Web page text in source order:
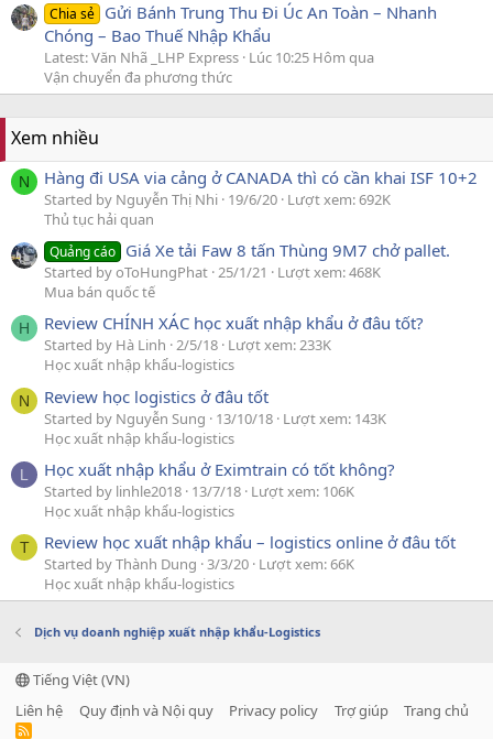
Chia sẻ Gửi Bánh Trung Thu Đi Úc An Toàn – Nhanh
Chóng – Bao Thuế Nhập Khẩu
Latest: Văn Nhã _LHP Express Lúc 10:25 Hôm qua
Vận chuyển đa phương thức
Xem nhiều
N Hàng đi USA via cảng ở CANADA thì có cần khai ISF 10+2
Started by Nguyễn Thị Nhi 19/6/20 Lượt xem: 692K
Thủ tục hải quan
Quảng cáo Giá Xe tải Faw 8 tấn Thùng 9M7 chở pallet.
Started by oToHungPhat 25/1/21
Lượt xem: 468K
Mua bán quốc tế
H Review CHÍNH XÁC học xuất nhập khẩu ở đâu tốt?
Started by Hà Linh 2/5/18 Lượt xem: 233K
Học xuất nhập khẩu-logistics
N Review học logistics ở đâu tốt
Started by Nguyễn Sung 13/10/18 Lượt xem: 143K
Học xuất nhập khẩu-logistics
L Học xuất nhập khẩu ở Eximtrain có tốt không?
Started by linhle2018 13/7/18 Lượt xem: 106K
Học xuất nhập khẩu-logistics
T Review học xuất nhập khẩu – logistics online ở đâu tốt
Started by Thành Dung 3/3/20 Lượt xem: 66K
Học xuất nhập khẩu-logistics
Dịch vụ doanh nghiệp xuất nhập khẩu-Logistics
Tiếng Việt (VN)
Liên hệ
Quy định và Nội quy Privacy policy Trợ giúp Trang chủ
R